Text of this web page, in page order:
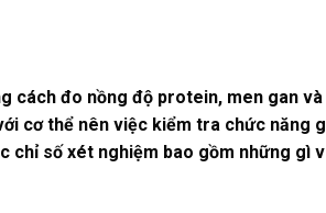
cách đo nồng độ protein, men gan và
cơ thể nên việc kiểm tra chức năng
chỉ số xét nghiệm bao gồm những gì